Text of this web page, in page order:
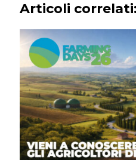
Articoli correlati: